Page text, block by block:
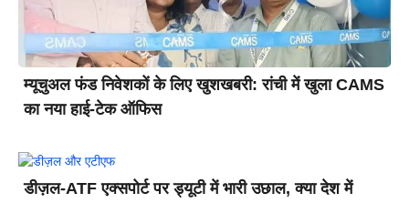
म्यूचुअल फंड निवेशकों के लिए खुशखबरी: रांची में खुला CAMS
का नया हाई-टेक ऑफिस
डीज़ल-ATF एक्सपोर्ट पर ड्यूटी में भारी उछाल, क्या देश में